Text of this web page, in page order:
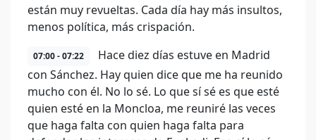
están muy revueltas. Cada día hay más insultos,
menos política, más crispación.
07:00 - 07:22
Hace diez días estuve en Madrid
con Sánchez. Hay quien dice que me ha reunido
mucho con él. No lo sé. Lo que sí sé es que esté
quien esté en la Moncloa, me reuniré las veces
que haga falta con quien haga falta para